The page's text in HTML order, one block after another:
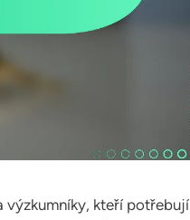
výzkumníky, kteří potřebují